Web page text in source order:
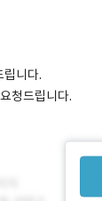
립니다.
청드립니다.